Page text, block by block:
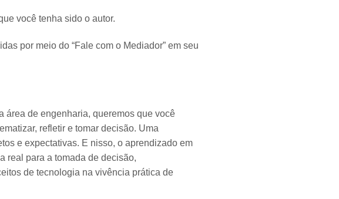
você tenha sido o autor.
por meio do “Fale com o Mediador” em seu
área de engenharia, queremos que você
refletir e tomar decisão. Uma
e expectativas. E nisso, o aprendizado em
real para a tomada de decisão,
de tecnologia na vivência prática de